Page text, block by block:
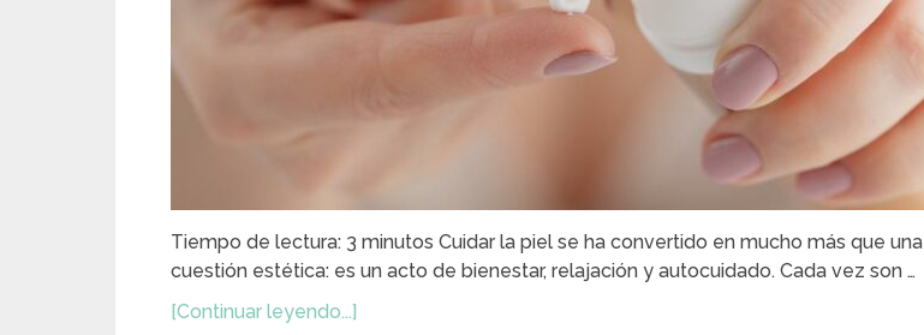
Tiempo de lectura: 3 minutos Cuidar la piel se ha convertido en mucho más que una
cuestión estética: es un acto de bienestar, relajación y autocuidado. Cada vez son …
[Continuar leyendo...]